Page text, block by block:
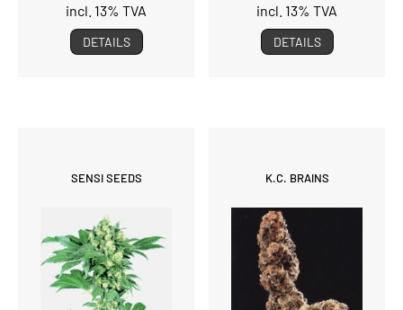
incl. 13% TVA
DETAILS
incl. 13% TVA
DETAILS
SENSI SEEDS K.C. BRAINS